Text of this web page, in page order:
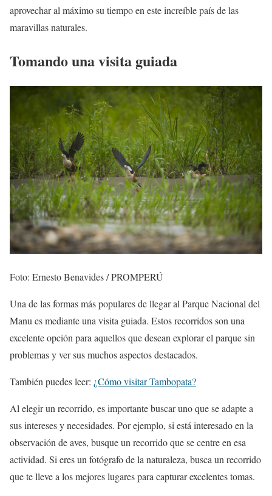
aprovechar al máximo su tiempo en este increíble país de las
maravillas naturales.
Tomando una visita guiada
Foto: Ernesto Benavides / PROMPERÚ
Una de las formas más populares de llegar al Parque Nacional del
Manu es mediante una visita guiada. Estos recorridos son una
excelente opción para aquellos que desean explorar el parque sin
problemas y ver sus muchos aspectos destacados.
También puedes leer: ¿Cómo visitar Tambopata?
Al elegir un recorrido, es importante buscar uno que se adapte a
sus intereses y necesidades. Por ejemplo, si está interesado en la
observación de aves, busque un recorrido que se centre en esa
actividad. Si eres un fotógrafo de la naturaleza, busca un recorrido
que te lleve a los mejores lugares para capturar excelentes tomas.